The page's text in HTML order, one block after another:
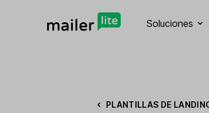
Soluciones
PLANTILLAS DE